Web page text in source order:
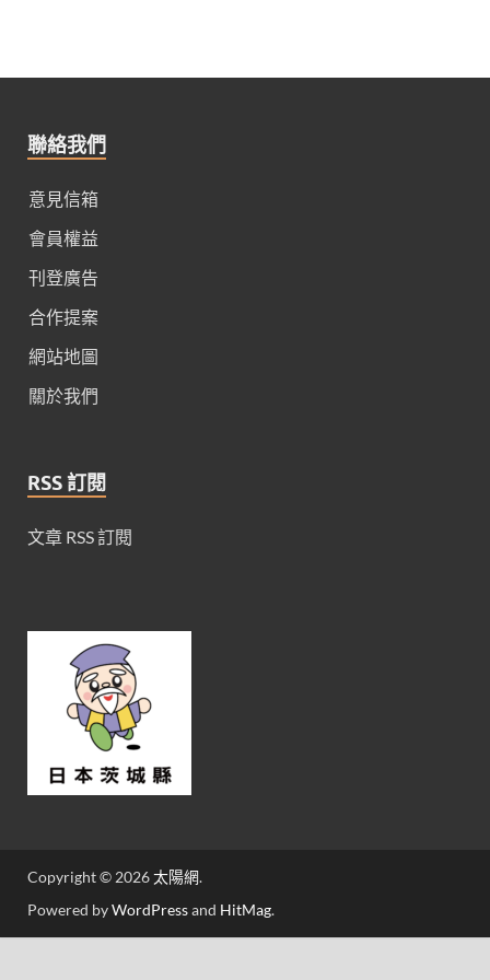
聯絡我們
意見信箱
會員權益
刊登廣告
合作提案
網站地圖
關於我們
RSS 訂閱
文章 RSS 訂閱
Copyright © 2026太陽網.
Powered byWordPressand HitMag.